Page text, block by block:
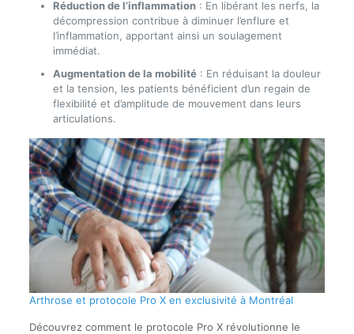
Réduction de l’inflammation: En libérant les nerfs, la
décompression contribue à diminuer l’enflure et
l’inflammation, apportant ainsi un soulagement
immédiat.
Augmentation de la mobilité: En réduisant la douleur
et la tension, les patients bénéficient d’un regain de
flexibilité et d’amplitude de mouvement dans leurs
articulations.
Arthrose et protocole Pro X en exclusivité à Montréal
Découvrez comment le protocole Pro X révolutionne le